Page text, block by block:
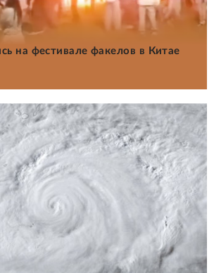
на фестивале факелов в Китае